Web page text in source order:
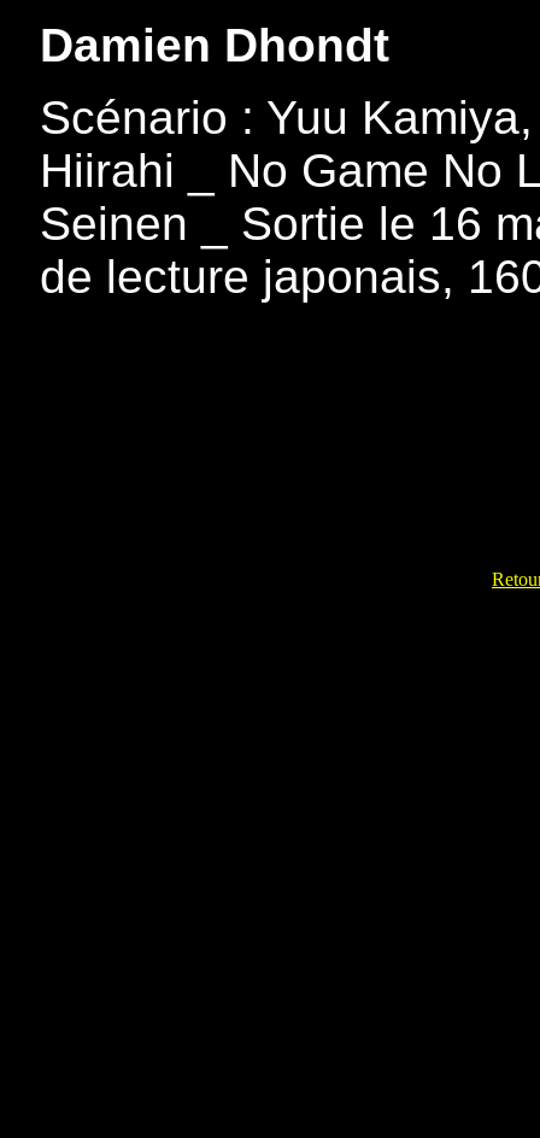
Damien Dhondt
Scénario : Yuu
Hiirahi _ No Game No
Seinen _ Sortie le 16
de lecture japonais,